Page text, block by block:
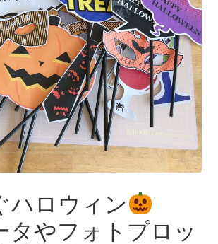
ルダー ＊＊
Lサイズ ＊＊
層（一体型） ＊＊
ハロウィン
タやフォトプロッ